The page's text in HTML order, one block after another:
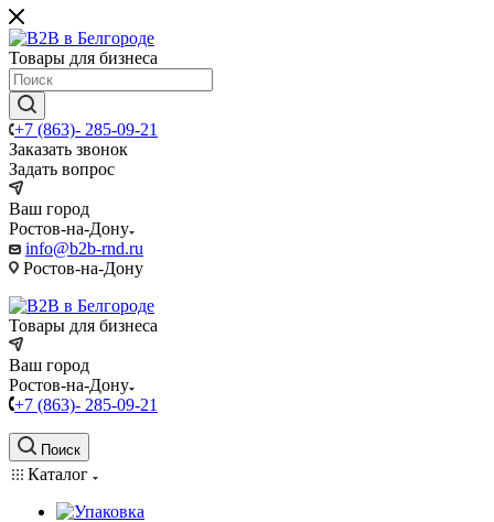
Товары для бизнеса
+7 (863)- 285-09-21
Заказать звонок
Задать вопрос
Ваш город
Ростов-на-Дону
info@b2b-rnd.ru
Ростов-на-Дону
Товары для бизнеса
Ваш город
Ростов-на-Дону
+7 (863)- 285-09-21
Поиск
Каталог